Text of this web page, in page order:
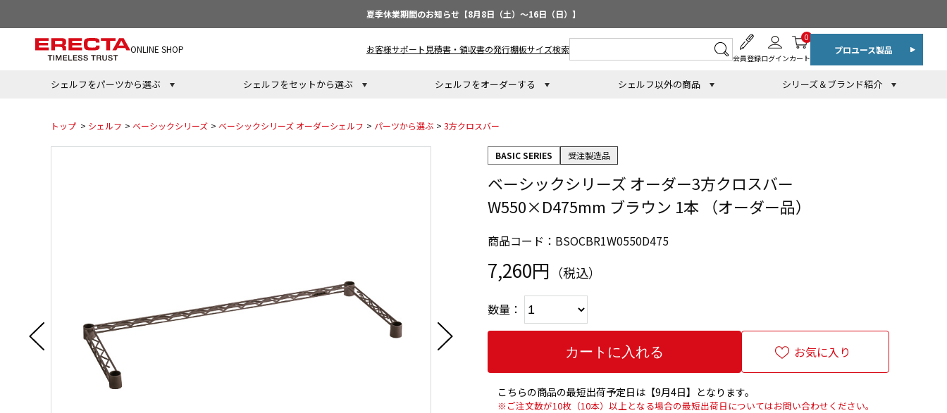
夏季休業期間のお知らせ【8月8日（土）～16日（日）】
ONLINE SHOP お客様サポート 見積書・領収書の発行棚板サイズ検索
会員登録ログインカート
0
プロユース製品
シェルフをパーツから選ぶ シェルフをセットから選ぶ シェルフをオーダーする シェルフ以外の商品 シリーズ＆ブランド紹介
トップ > シェルフ > ベーシックシリーズ > ベーシックシリーズ オーダーシェルフ > パーツから選ぶ > 3方クロスバー
BASIC SERIES 受注製造品
ベーシックシリーズ オーダー3方クロスバー
W550×D475mm ブラウン 1本 （オーダー品）
商品コード：BSOCBR1W0550D475
7,260円 （税込）
数量：
お気に入り
こちらの商品の最短出荷予定日は【9月4日】となります。
※ご注文数が10枚（10本）以上となる場合の最短出荷日についてはお問い合わせください。